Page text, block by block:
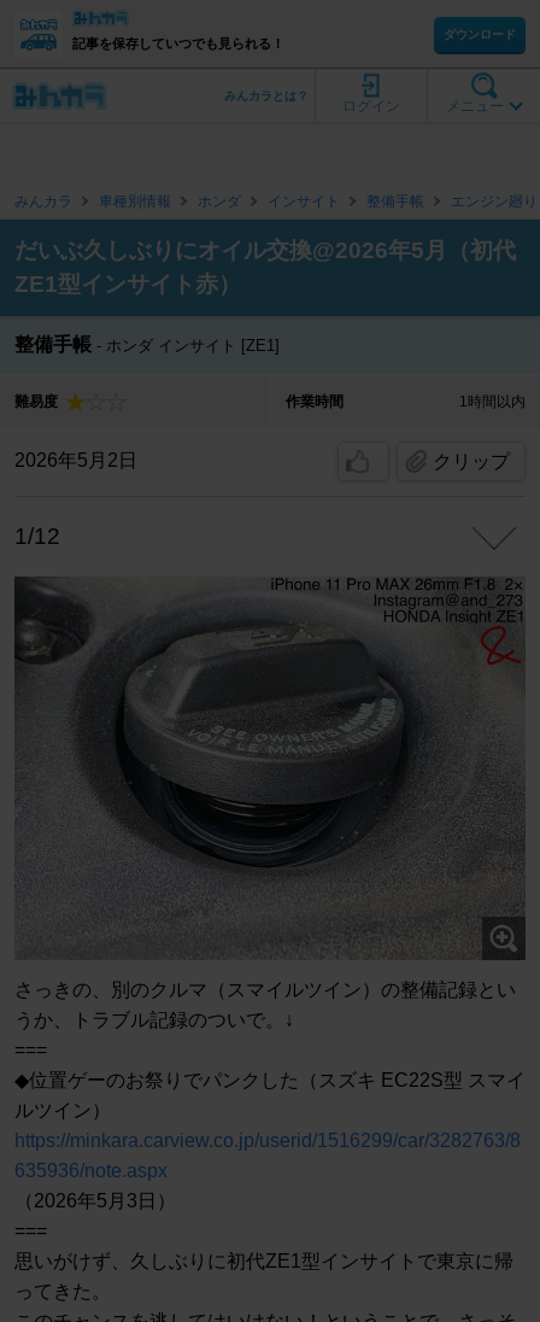
記事を保存していつでも見られる！
ダウンロード
メニュー
ログイン
みんカラとは？
みんカラ 車種別情報 ホンダ インサイト 整備手帳 エンジン廻り
だいぶ久しぶりにオイル交換@2026年5月（初代
ZE1型インサイト赤）
整備手帳 ホンダ インサイト [ZE1]
難易度 作業時間 1時間以内
2026年5月2日 クリップ
1/12
さっきの、別のクルマ（スマイルツイン）の整備記録とい
うか、トラブル記録のついで。↓
===
◆位置ゲーのお祭りでパンクした（スズキ EC22S型 スマイ
ルツイン）
https://minkara.carview.co.jp/userid/1516299/car/3282763/8
635936/note.aspx
（2026年5月3日）
===
思いがけず、久しぶりに初代ZE1型インサイトで東京に帰
ってきた。